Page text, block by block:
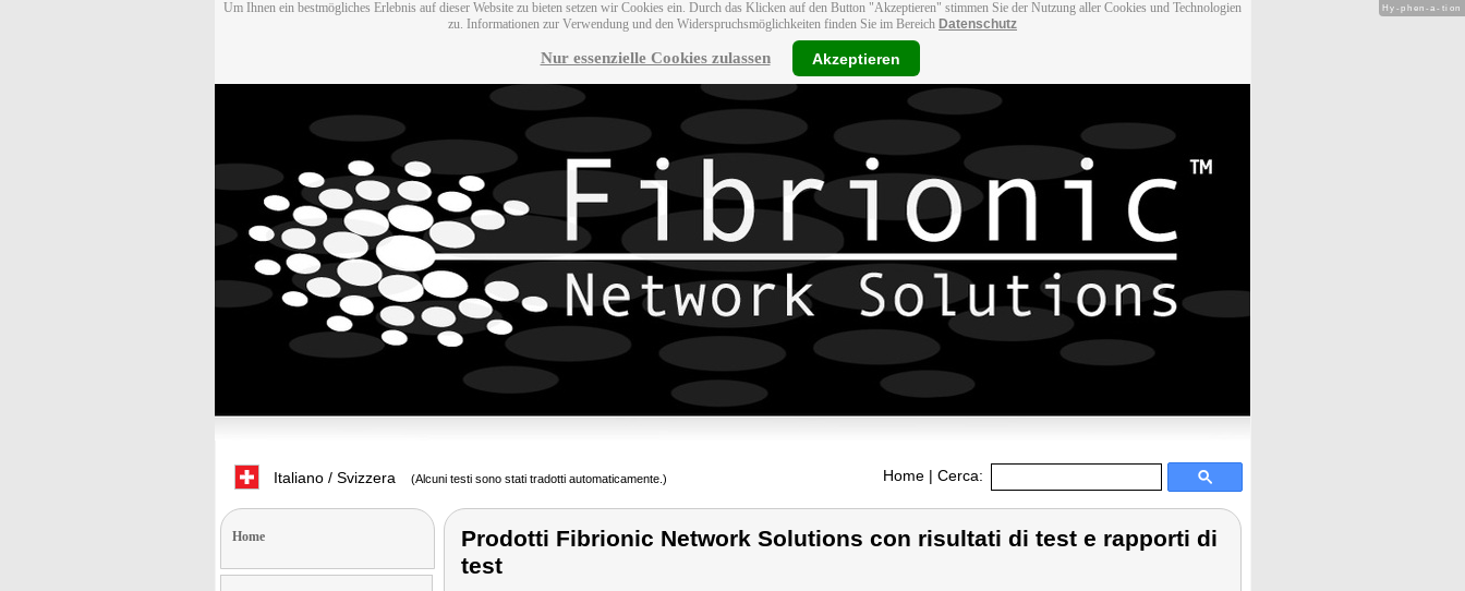
Um Ihnen ein bestmögliches Erlebnis auf dieser Website zu bieten setzen wir Cookies ein. Durch das Klicken auf den Button "Akzeptieren" stimmen Sie der Nutzung aller Cookies und Technologien
zu. Informationen zur Verwendung und den Widerspruchsmöglichkeiten finden Sie im Bereich Datenschutz
Nur essenzielle Cookies zulassen Akzeptieren
Italiano / Svizzera (Alcuni testi sono stati tradotti automaticamente.) Home | Cerca:
Home
Prodotti Fibrionic Network Solutions con risultati di test e rapporti di
test
Hy-phen-a-tion